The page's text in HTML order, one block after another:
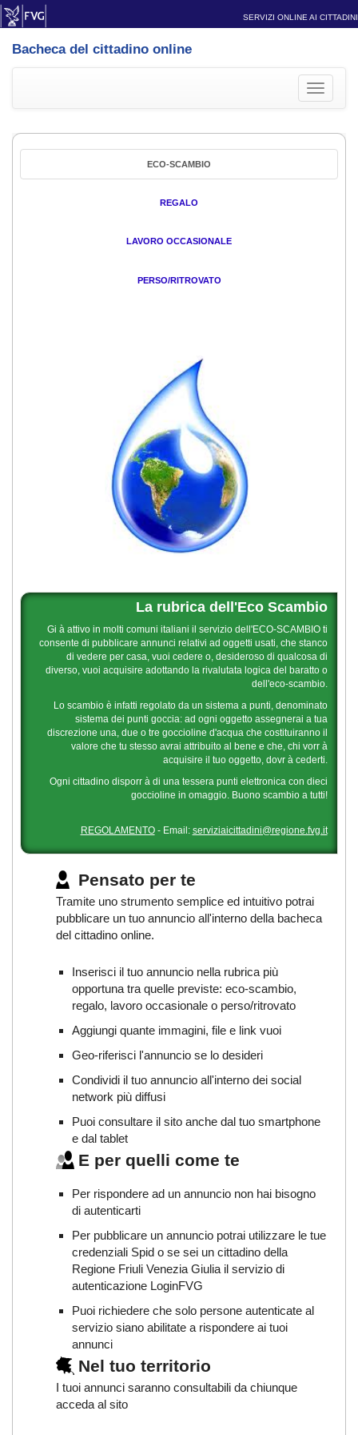
SERVIZI ONLINE AI CITTADINI
Bacheca del cittadino online
Toggle
ECO-SCAMBIO
REGALO
LAVORO OCCASIONALE
PERSO/RITROVATO
La rubrica dell'Eco Scambio
Gi à attivo in molti comuni italiani il servizio dell'ECO-SCAMBIO ti
consente di pubblicare annunci relativi ad oggetti usati, che stanco
di vedere per casa, vuoi cedere o, desideroso di qualcosa di
diverso, vuoi acquisire adottando la rivalutata logica del baratto o
dell'eco-scambio.
Lo scambio è infatti regolato da un sistema a punti, denominato
sistema dei punti goccia: ad ogni oggetto assegnerai a tua
discrezione una, due o tre goccioline d'acqua che costituiranno il
valore che tu stesso avrai attribuito al bene e che, chi vorr à
acquisire il tuo oggetto, dovr à cederti.
Ogni cittadino disporr à di una tessera punti elettronica con dieci
goccioline in omaggio. Buono scambio a tutti!
REGOLAMENTO- Email: serviziaicittadini@regione.fvg.it
Pensato per te
Tramite uno strumento semplice ed intuitivo potrai
pubblicare un tuo annuncio all'interno della bacheca
del cittadino online.
Inserisci il tuo annuncio nella rubrica più
opportuna tra quelle previste: eco-scambio,
regalo, lavoro occasionale o perso/ritrovato
Aggiungi quante immagini, file e link vuoi
Geo-riferisci l'annuncio se lo desideri
Condividi il tuo annuncio all'interno dei social
network più diffusi
Puoi consultare il sito anche dal tuo smartphone
e dal tablet
E per quelli come te
Per rispondere ad un annuncio non hai bisogno
di autenticarti
Per pubblicare un annuncio potrai utilizzare le tue
credenziali Spid o se sei un cittadino della
Regione Friuli Venezia Giulia il servizio di
autenticazione LoginFVG
Puoi richiedere che solo persone autenticate al
servizio siano abilitate a rispondere ai tuoi
annunci
Nel tuo territorio
I tuoi annunci saranno consultabili da chiunque
acceda al sito